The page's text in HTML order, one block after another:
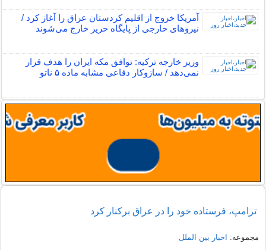
آمریکا خروج از اقلیم کردستان عراق را آغاز کرد /
نیروهای خارجی از پایگاه حریر خارج می‌شوند
وزیر خارجه ترکیه: توافق مکه ایران را هدف قرار
نمی‌دهد / سازوکار دفاعی مشابه ماده ۵ ناتو
ترامپ، فرستاده خود را در عراق برکنار کرد
مجموعه: اخبار بین الملل